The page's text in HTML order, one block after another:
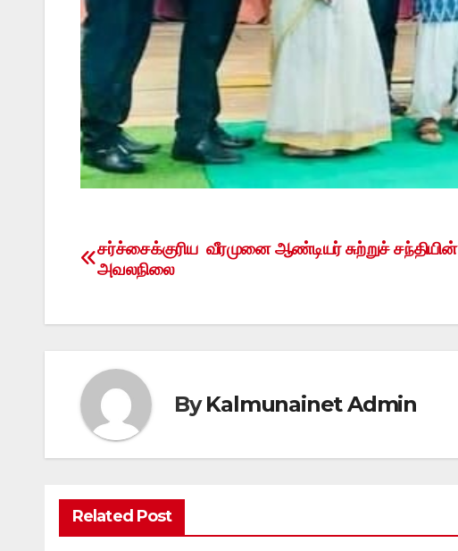
Post
சர்ச்சைக்குரிய வீரமுனை ஆண்டியர் சுற்றுச் சந்தியின்
அவலநிலை
ByKalmunainet Admin
Related Post